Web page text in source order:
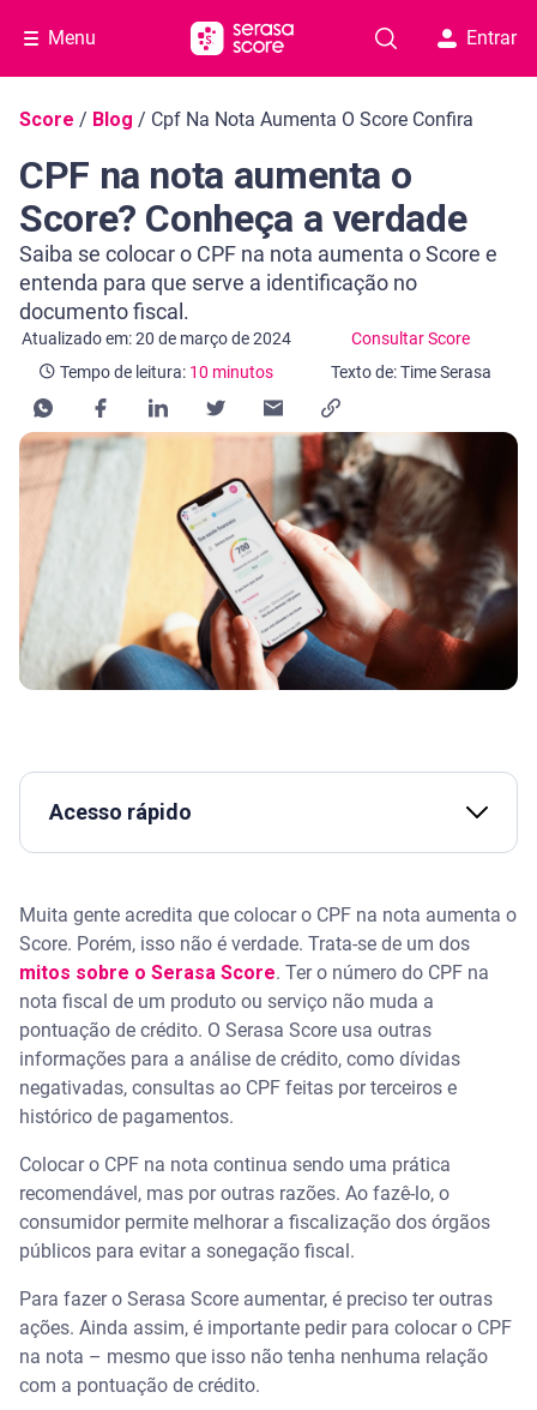
Menu Entrar
Navegação do blog
Score / Blog / Cpf Na Nota Aumenta O Score Confira
CPF na nota aumenta o
Score? Conheça a verdade
Saiba se colocar o CPF na nota aumenta o Score e
entenda para que serve a identificação no
documento fiscal.
Atualizado em: 20 de março de 2024 Consultar Score
Categoria Consultar Score
Tempo de leitura: 10 minutos
Tempo de leitura: 10 minutos
Texto de: Time Serasa
Acesso rápido
O que é Serasa Score
Por que colocar CPF na nota não aumenta o Serasa
Score?
Então para que serve colocar CPF na nota?
Como aumentar a pontuação do Serasa Score
• Pagar as contas em dia
• Renegociar dívidas
• Ative a Conexão Bancária
Muita gente acredita que colocar o CPF na nota aumenta o
Score. Porém, isso não é verdade. Trata-se de um dos
mitos sobre o Serasa Score. Ter o número do CPF na
nota fiscal de um produto ou serviço não muda a
pontuação de crédito. O Serasa Score usa outras
informações para a análise de crédito, como dívidas
negativadas, consultas ao CPF feitas por terceiros e
histórico de pagamentos.
Colocar o CPF na nota continua sendo uma prática
recomendável, mas por outras razões. Ao fazê-lo, o
consumidor permite melhorar a fiscalização dos órgãos
públicos para evitar a sonegação fiscal.
Para fazer o Serasa Score aumentar, é preciso ter outras
ações. Ainda assim, é importante pedir para colocar o CPF
na nota – mesmo que isso não tenha nenhuma relação
com a pontuação de crédito.